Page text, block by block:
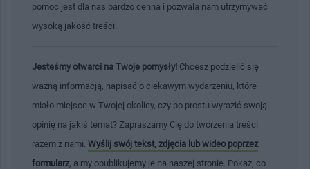
pomoc jest dla nas bardzo cenna i pozwala nam utrzymywać
wysoką jakość treści.
Jesteśmy otwarci na Twoje pomysły! Chcesz podzielić się
ważną informacją, napisać o ciekawym wydarzeniu, które
miało miejsce w Twojej okolicy, czy po prostu wyrazić swoją
opinię na jakiś temat? Zapraszamy Cię do tworzenia treści
razem z nami. Wyślij swój tekst, zdjęcia lub wideo poprzez
formularz , a my opublikujemy je na naszej stronie. Pokaż, co